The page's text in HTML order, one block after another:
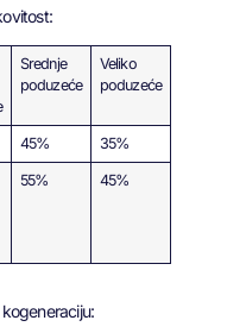
Srednje
poduzeće
Veliko
poduzeće
45% 35%
55% 45%